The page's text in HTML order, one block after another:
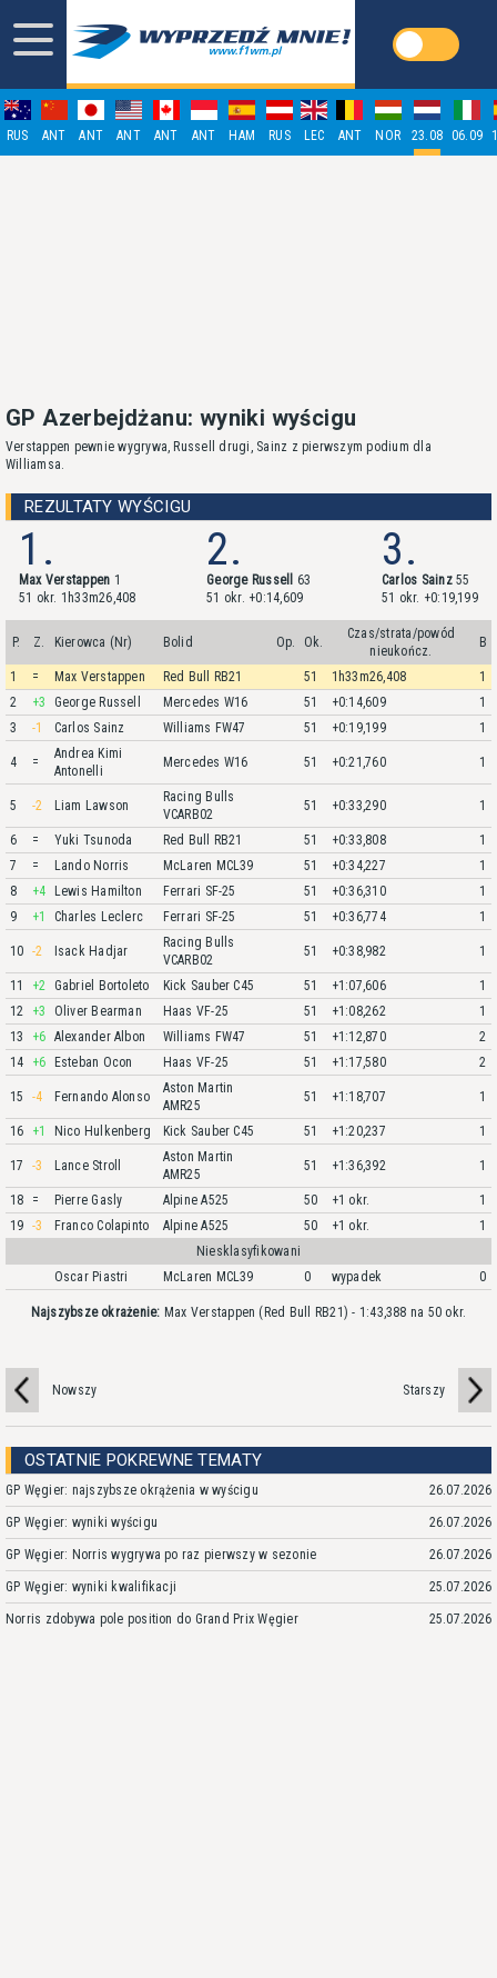
RUS ANT ANT ANT ANT ANT HAM RUS LEC ANT NOR 23.08 06.09
GP Azerbejdżanu: wyniki wyścigu
Verstappen pewnie wygrywa, Russell drugi, Sainz z pierwszym podium dla
Williamsa.
REZULTATY WYŚCIGU
1.
Max Verstappen 1
51 okr. 1h33m26,408
2.
George Russell
63
51 okr. +0:14,609
3.
Carlos Sainz55
51 okr. +0:19,199
P. Z. Kierowca (Nr) Bolid Op. Ok.
Czas/strata/powód
nieukończ.
B
1 = Max Verstappen Red Bull RB21 51 1h33m26,408
1
2
+3 George Russell Mercedes W16 51 +0:14,609
1
3
-1 Carlos Sainz Williams FW47 51 +0:19,199 1
4 =
Andrea Kimi
Antonelli
Mercedes W16 51 +0:21,760 1
5 -2 Liam Lawson
Racing Bulls
VCARB02
51 +0:33,290 1
6 = Yuki Tsunoda Red Bull RB21 51 +0:33,808
1
7
= Lando Norris McLaren MCL39 51 +0:34,227
1
8
+4 Lewis Hamilton Ferrari SF-25 51 +0:36,310
1
9
+1 Charles Leclerc Ferrari SF-25 51 +0:36,774 1
10 -2 Isack Hadjar
Racing Bulls
VCARB02
51 +0:38,982 1
11 +2 Gabriel Bortoleto Kick Sauber C45 51 +1:07,606
1
12
+3 Oliver Bearman Haas VF-25 51 +1:08,262
1
13
+6 Alexander Albon Williams FW47 51 +1:12,870
2
14
+6 Esteban Ocon Haas VF-25 51 +1:17,580 2
15 -4 Fernando Alonso
Aston Martin
AMR25
51 +1:18,707 1
16 +1 Nico Hulkenberg Kick Sauber C45 51 +1:20,237 1
17 -3 Lance Stroll
Aston Martin
AMR25
51 +1:36,392 1
18 = Pierre Gasly Alpine A525 50 +1 okr.
1
19 -3 Franco Colapinto Alpine A525 50 +1 okr.
1
Niesklasyfikowani
Oscar Piastri
McLaren MCL39 0 wypadek 0
Najszybsze okrażenie: Max Verstappen (Red Bull RB21) - 1:43,388 na 50 okr.
Nowszy Starszy
OSTATNIE POKREWNE TEMATY
GP Węgier: najszybsze okrążenia w wyścigu 26.07.2026
GP Węgier: wyniki wyścigu 26.07.2026
GP Węgier: Norris wygrywa po raz pierwszy w sezonie 26.07.2026
GP Węgier: wyniki kwalifikacji 25.07.2026
Norris zdobywa pole position do Grand Prix Węgier 25.07.2026